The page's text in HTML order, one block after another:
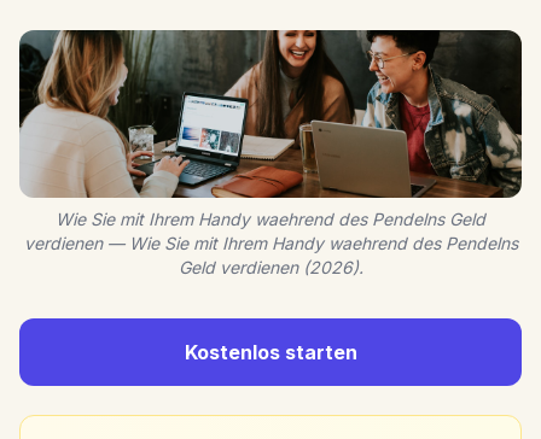
Wie Sie mit Ihrem Handy waehrend des Pendelns Geld
verdienen — Wie Sie mit Ihrem Handy waehrend des Pendelns
Geld verdienen (2026).
Kostenlos starten